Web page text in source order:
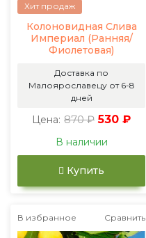
Хит продаж
Колоновидная Слива
Империал (Ранняя/
Фиолетовая)
Доставка по
Малоярославецу от 6-8
дней
Цена: 870 ₽ 530 ₽
В наличии
Купить
В избранное Сравнить